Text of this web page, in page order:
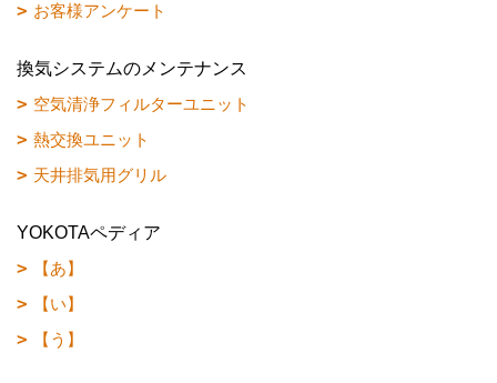
お客様アンケート
換気システムのメンテナンス
空気清浄フィルターユニット
熱交換ユニット
天井排気用グリル
YOKOTAペディア
【あ】
【い】
【う】